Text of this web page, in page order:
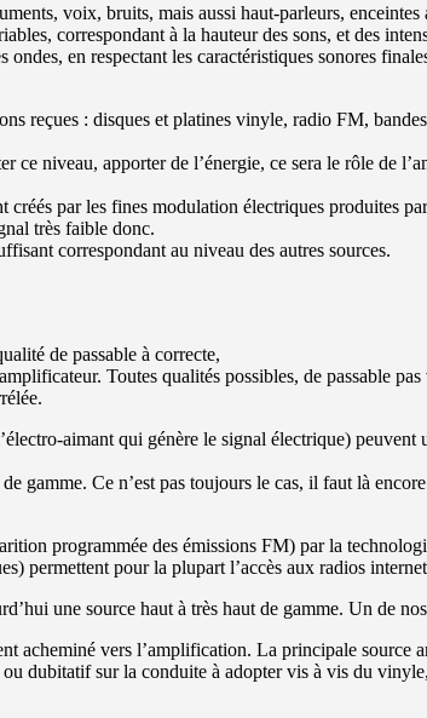
voix, bruits, mais aussi haut-parleurs,
correspondant à la hauteur des sons, et des
en respectant les caractéristiques sonores
reçues : disques et platines vinyle, radio FM,
niveau, apporter de l’énergie, ce sera le rôle de
par les fines modulation électriques produites
très faible donc.
correspondant au niveau des autres sources.
de passable à correcte,
Toutes qualités possibles, de passable
aimant qui génère le signal électrique)
gamme. Ce n’est pas toujours le cas, il faut là
programmée des émissions FM) par la
permettent pour la plupart l’accès aux radios
une source haut à très haut de gamme. Un de
acheminé vers l’amplification. La principale source
dubitatif sur la conduite à adopter vis à vis du